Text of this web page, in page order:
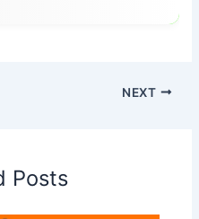
NEXT
Posts